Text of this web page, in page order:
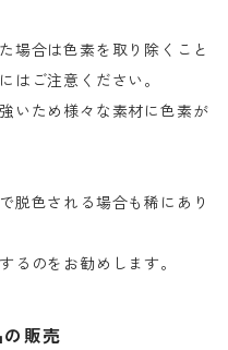
場合は色素を取り除くこと
はご注意ください。
いため様々な素材に色素が
脱色される場合も稀にあり
るのをお勧めします。
販売